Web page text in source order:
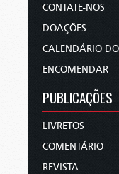
CONTATE-NOS
DOAÇÕES
CALENDÁRIO
ENCOMENDAR
PUBLICAÇÕES
LIVRETOS
COMENTÁRIO
REVISTA